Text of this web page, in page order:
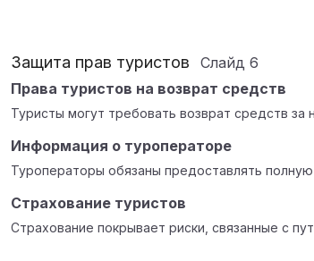
Защита прав туристов Слайд 6
Права туристов на возврат средств
Туристы могут требовать возврат средств за
Информация о туроператоре
Туроператоры обязаны предоставлять
Страхование туристов
Страхование покрывает риски, связанные с